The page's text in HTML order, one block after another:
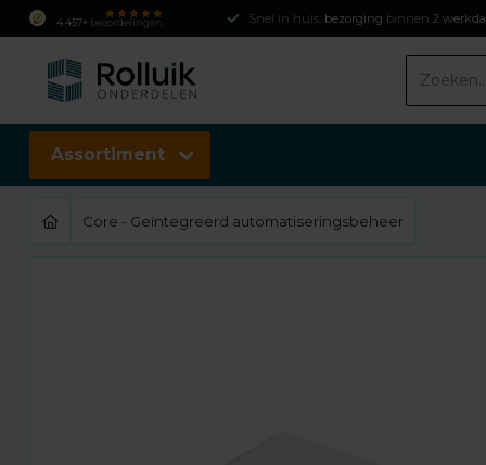
4.457+ beoordelingen Snel in huis: bezorging binnen 2
Assortiment
Core - Geïntegreerd automatiseringsbeheer